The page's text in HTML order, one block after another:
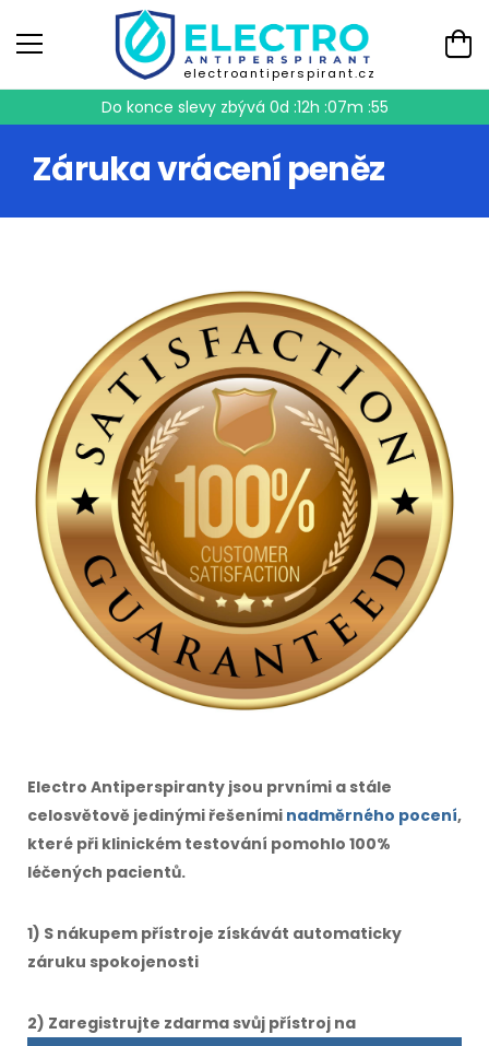
electroantiperspirant.cz
Do konce slevy zbývá 0d :12h :07m :54
Záruka vrácení peněz
Electro Antiperspiranty jsou prvními a stále
celosvětově jedinými řešeními nadměrného pocení,
které při klinickém testování pomohlo 100%
léčených pacientů.
1) S nákupem přístroje získávát automaticky
záruku spokojenosti
2) Zaregistrujte zdarma svůj přístroj na